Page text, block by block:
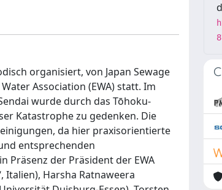
organisiert, von Japan Sewage
Association (EWA) statt. Im
wurde durch das Tōhoku-
Katastrophe zu gedenken. Die
da hier praxisorientierte
entsprechenden
Präsenz der Präsident der EWA
Italien), Harsha Ratnaweera